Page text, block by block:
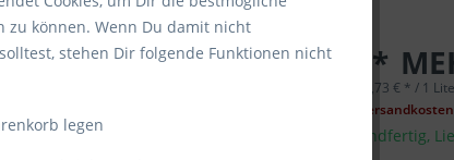
17,99 € *
6.6 Liter (2,73 € * / 1
zzgl. Versandkosten
Sofort versandfertig,
zu können. Wenn Du damit nicht
stehen Dir folgende Funktionen nicht
legen